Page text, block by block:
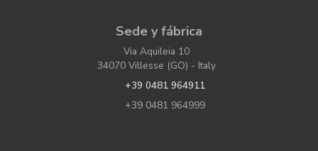
Sede y fábrica
Via Aquileia 10
34070 Villesse (GO) - Italy
+39 0481 964911
+39 0481 964999